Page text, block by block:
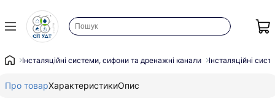
Інсталяційні системи, сифони та дренажні канали Інсталяційні
Про товарХарактеристикиОпис